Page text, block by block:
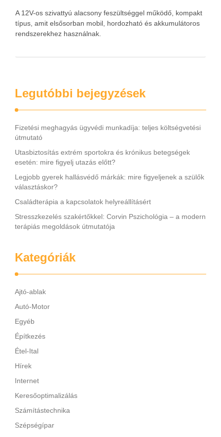
A 12V-os szivattyú alacsony feszültséggel működő, kompakt
típus, amit elsősorban mobil, hordozható és akkumulátoros
rendszerekhez használnak.
Legutóbbi bejegyzések
Fizetési meghagyás ügyvédi munkadíja: teljes költségvetési
útmutató
Utasbiztosítás extrém sportokra és krónikus betegségek
esetén: mire figyelj utazás előtt?
Legjobb gyerek hallásvédő márkák: mire figyeljenek a szülők
választáskor?
Családterápia a kapcsolatok helyreállításért
Stresszkezelés szakértőkkel: Corvin Pszichológia – a modern
terápiás megoldások útmutatója
Kategóriák
Ajtó-ablak
Autó-Motor
Egyéb
Építkezés
Étel-Ital
Hírek
Internet
Keresőoptimalizálás
Számítástechnika
Szépségípar